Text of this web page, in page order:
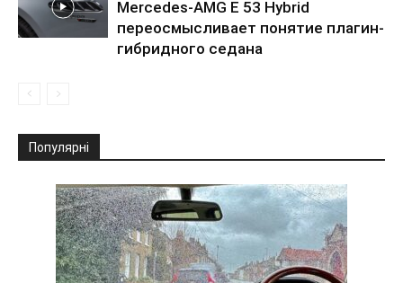
Mercedes-AMG E 53 Hybrid
переосмысливает понятие плагин-
гибридного седана
Популярні